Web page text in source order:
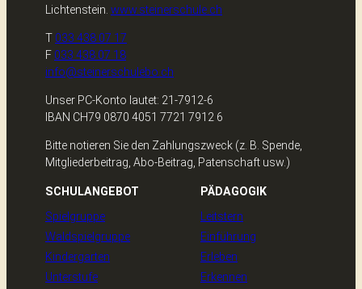
Lichtenstein. www.steinerschule.ch
T 033 438 07 17
F 033 438 07 18
info@steinerschulebo.ch
Unser PC-Konto lautet: 21-7912-6
IBAN CH79 0870 4051 7721 7912 6
Bitte notieren Sie den Zahlungszweck (z. B. Spende,
Mitgliederbeitrag, Abo-Beitrag, Patenschaft usw.)
SCHULANGEBOT
Spielgruppe
Waldspielgruppe
Kindergarten
Unterstufe
PÄDAGOGIK
Leitstern
Einführung
Erleben
Erkennen